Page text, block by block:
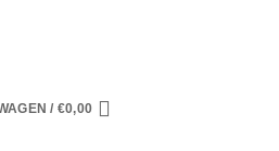
/ €0,00